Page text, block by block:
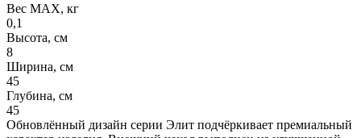
Вес МАХ, кг
0,1
Высота, см
8
Ширина, см
45
Глубина, см
45
Обновлённый дизайн серии Элит подчёркивает премиальный